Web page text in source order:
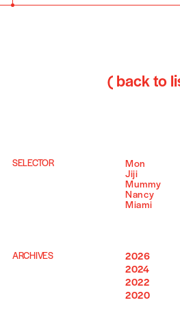
( back to
SELECTOR Mon
Jiji
Mummy
Nancy
Miami
ARCHIVES 2026
2024
2022
2020